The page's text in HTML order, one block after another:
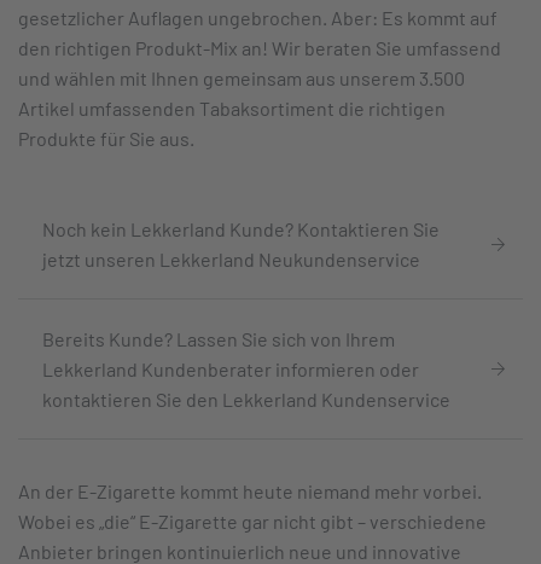
gesetzlicher Auflagen ungebrochen. Aber: Es kommt auf
den richtigen Produkt-Mix an! Wir beraten Sie umfassend
und wählen mit Ihnen gemeinsam aus unserem 3.500
Artikel umfassenden Tabaksortiment die richtigen
Produkte für Sie aus.
Noch kein Lekkerland Kunde? Kontaktieren Sie
jetzt unseren Lekkerland Neukundenservice
Bereits Kunde? Lassen Sie sich von Ihrem
Lekkerland Kundenberater informieren oder
kontaktieren Sie den Lekkerland Kundenservice
An der E-Zigarette kommt heute niemand mehr vorbei.
Wobei es „die“ E-Zigarette gar nicht gibt – verschiedene
Anbieter bringen kontinuierlich neue und innovative